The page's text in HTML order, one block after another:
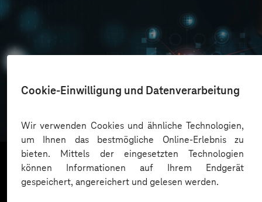
Cookie-Einwilligung und Datenverarbeitung
Wir verwenden Cookies und ähnliche Technologien,
um Ihnen das bestmögliche Online-Erlebnis zu
bieten. Mittels der eingesetzten Technologien
können Informationen auf Ihrem Endgerät
gespeichert, angereichert und gelesen werden.
Sichere Cloud Transformation
Mehr laden